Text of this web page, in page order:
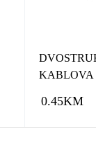
KABLOVA
0.45KM